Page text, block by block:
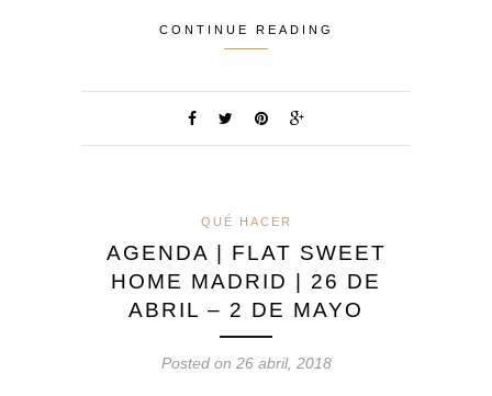
CONTINUE READING
QUÉ HACER
AGENDA | FLAT SWEET
HOME MADRID | 26 DE
ABRIL – 2 DE MAYO
Posted on 26 abril, 2018